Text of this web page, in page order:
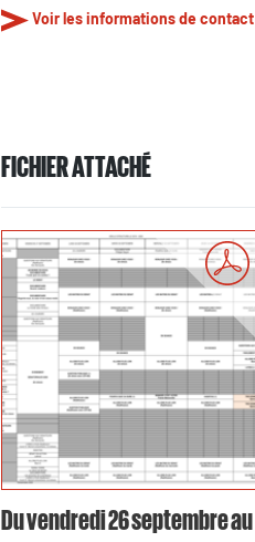
Voir les informations de contact
FICHIER ATTACHÉ
Du vendredi 26 septembre au